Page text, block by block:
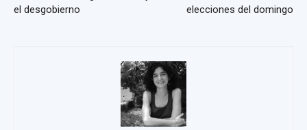
el desgobierno
elecciones del domingo